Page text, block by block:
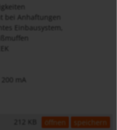
bei Anhaftungen
Einbausystem,
mA
212 KB öffnen speichern